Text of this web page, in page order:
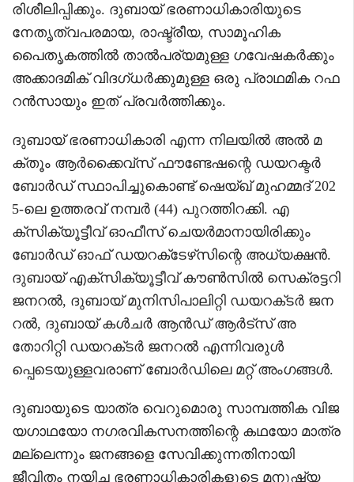
രിശീലിപ്പിക്കും. ദുബായ് ഭരണാധികാരിയുടെ
നേതൃത്വപരമായ, രാഷ്ട്രീയ, സാമൂഹിക
പൈതൃകത്തിൽ താൽപര്യമുള്ള ഗവേഷകർക്കും
അക്കാദമിക് വിദഗ്ധർക്കുമുള്ള ഒരു പ്രാഥമിക റഫ
റൻസായും ഇത് പ്രവർത്തിക്കും.
ദുബായ് ഭരണാധികാരി എന്ന നിലയിൽ അൽ മ
ക്തൂം ആർക്കൈവ്‌സ് ഫൗണ്ടേഷന്റെ ഡയറക്ടർ
ബോർഡ് സ്ഥാപിച്ചുകൊണ്ട് ഷെയ്ഖ് മുഹമ്മദ് 202
5-ലെ ഉത്തരവ് നമ്പർ (44) പുറത്തിറക്കി. എ
ക്സിക്യൂട്ടീവ് ഓഫീസ് ചെയർമാനായിരിക്കും
ബോർഡ് ഓഫ് ഡയറക്‌ടേഴ്‌സിന്റെ അധ്യക്ഷൻ.
ദുബായ് എക്‌സിക്യൂട്ടീവ് കൗൺസിൽ സെക്രട്ടറി
ജനറൽ, ദുബായ് മുനിസിപാലിറ്റി ഡയറക്‌ടർ ജന
റൽ, ദുബായ് കൾചർ ആൻഡ് ആർട്‌സ് അ
തോറിറ്റി ഡയറക്‌ടർ ജനറൽ എന്നിവരുൾ
പ്പെടെയുള്ളവരാണ് ബോർഡിലെ മറ്റ് അംഗങ്ങൾ.
ദുബായുടെ യാത്ര വെറുമൊരു സാമ്പത്തിക വിജ
യഗാഥയോ നഗരവികസനത്തിന്റെ കഥയോ മാത്ര
മല്ലെന്നും ജനങ്ങളെ സേവിക്കുന്നതിനായി
ജീവിതം നയിച്ച ഭരണാധികാരികളുടെ മനുഷ്യ